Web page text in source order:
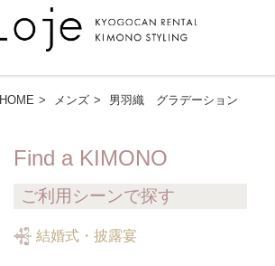
HOME メンズ 男羽織 グラデーション
Find a KIMONO
ご利用シーンで探す
結婚式・披露宴